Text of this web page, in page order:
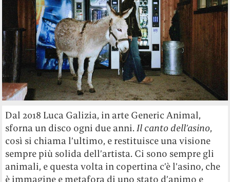
Dal 2018 Luca Galizia, in arte Generic Animal,
sforna un disco ogni due anni.Il canto dell’asino,
così si chiama l’ultimo, e restituisce una visione
sempre più solida dell’artista. Ci sono sempre gli
animali, e questa volta in copertina c’è l’asino, che
è immagine e metafora di uno stato d’animo e